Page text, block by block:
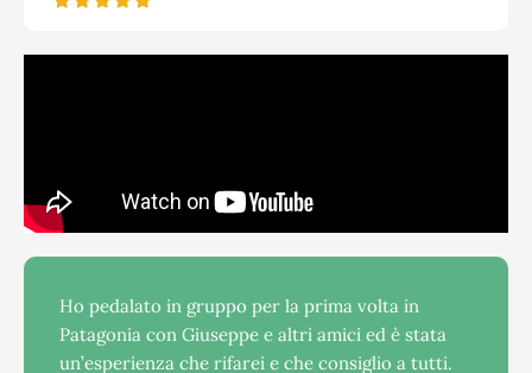
Ho pedalato in gruppo per la prima volta in
Patagonia con Giuseppe e altri amici ed è stata
un’esperienza che rifarei e che consiglio a tutti.